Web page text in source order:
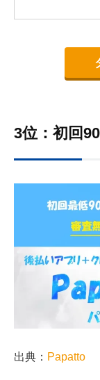
3位：初回
出典： Papatto